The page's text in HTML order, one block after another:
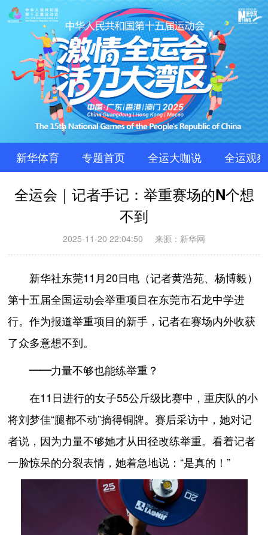
新华体育 专题首页 全运大咖说 全运观察
全运会｜记者手记：举重赛场的N个想
不到
2025-11-20 22:04:50 来源：新华网
新华社东莞11月20日电（记者黄浩苑、杨博毅）
第十五届全国运动会举重项目在东莞市石龙中学进
行。作为报道举重项目的新手，记者在赛场内外收获
了众多意想不到。
——力量不够也能练举重？
在11日进行的女子55公斤级比赛中，重庆队的小
将刘梦佳“腿都不动”摘得铜牌。赛后采访中，她对记
者说，因为力量不够她才从田径改练举重。看着记者
一脸惊呆的分裂表情，她着急地说：“是真的！”